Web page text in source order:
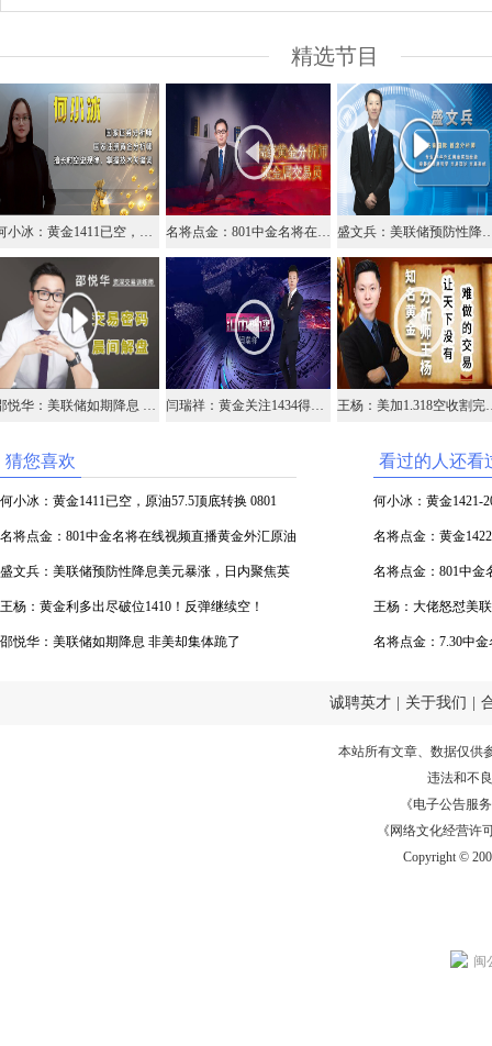
精选节目
何小冰：黄金1411已空，原油57.5顶底转换 0801 名将点金：801中金名将在线视频直播黄金外汇原油 盛文兵：美联储预防性降息美元暴涨
邵悦华：美联储如期降息 非美却集体跪了 闫瑞祥：黄金关注1434得失，欧元震荡上涨 王杨：美加
猜您喜欢
何小冰：黄金1411已空，原油57.5顶底转换 0801
名将点金：801中金名将在线视频直播黄金外汇原油
盛文兵：美联储预防性降息美元暴涨，日内聚焦英
国央行货币政策
王杨：黄金利多出尽破位1410！反弹继续空！
邵悦华：美联储如期降息 非美却集体跪了
看过的人还看
何小冰：黄金1421-
名将点金：黄金
势下跌空
名将点金：801中金
王杨：大佬怒怼美
区！
名将点金：7.30中
诚聘英才 关于我们
本站所有文章、数据仅供
违法和不
《电子公告服务
《网络文化经营许
Copyright ©
闽